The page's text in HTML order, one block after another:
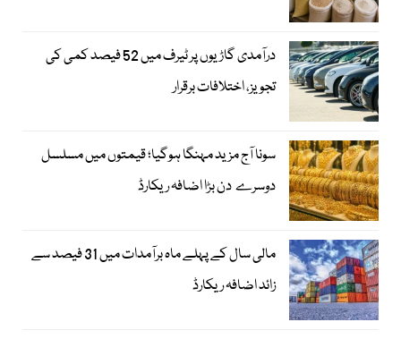
درآمدی گاڑیوں پر ٹیرف میں 52 فیصد کمی کی
تجویز، اختلافات برقرار
سونا آج مزید مہنگا ہوگیا؛ قیمتوں میں مسلسل
دوسرے دن بڑا اضافہ ریکارڈ
مالی سال کے پہلے ماہ برآمدات میں 31 فیصد سے
زائد اضافہ ریکارڈ